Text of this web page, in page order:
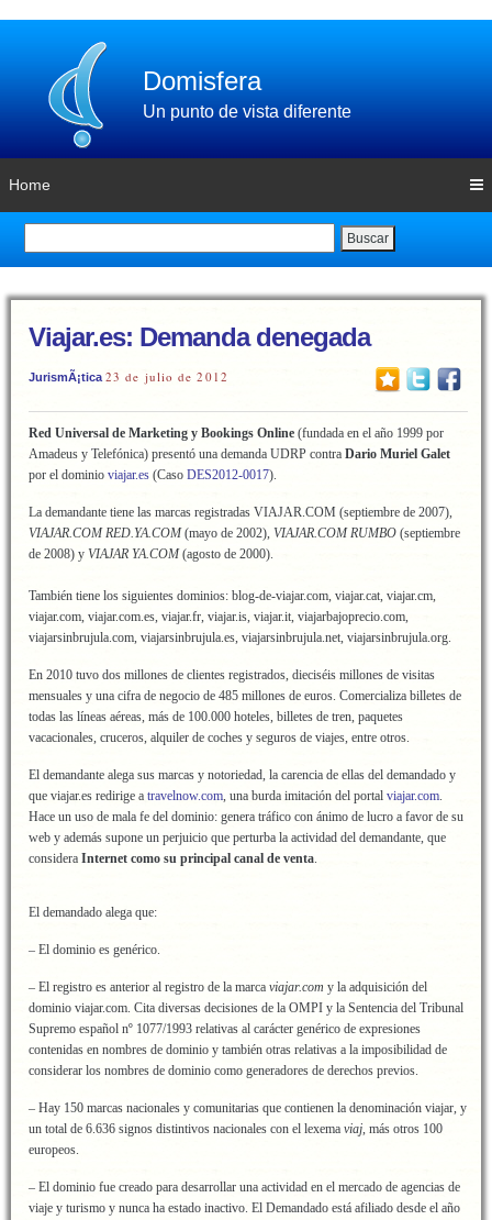
Domisfera
Un punto de vista diferente
Home
Buscar
Viajar.es: Demanda denegada
JurismÃ¡tica 23 de julio de 2012
Red Universal de Marketing y Bookings Online (fundada en el año 1999 por
Amadeus y Telefónica) presentó una demanda UDRP contra Dario Muriel Galet
por el dominio viajar.es (Caso DES2012-0017).
La demandante tiene las marcas registradas VIAJAR.COM (septiembre de 2007),
VIAJAR.COM RED.YA.COM(mayo de 2002), VIAJAR.COM RUMBO (septiembre
de 2008) y VIAJAR YA.COM(agosto de 2000).
También tiene los siguientes dominios: blog-de-viajar.com, viajar.cat, viajar.cm,
viajar.com, viajar.com.es, viajar.fr, viajar.is, viajar.it, viajarbajoprecio.com,
viajarsinbrujula.com, viajarsinbrujula.es, viajarsinbrujula.net, viajarsinbrujula.org.
En 2010 tuvo dos millones de clientes registrados, dieciséis millones de visitas
mensuales y una cifra de negocio de 485 millones de euros. Comercializa billetes de
todas las líneas aéreas, más de 100.000 hoteles, billetes de tren, paquetes
vacacionales, cruceros, alquiler de coches y seguros de viajes, entre otros.
El demandante alega sus marcas y notoriedad, la carencia de ellas del demandado y
que viajar.es redirige a travelnow.com, una burda imitación del portal viajar.com.
Hace un uso de mala fe del dominio: genera tráfico con ánimo de lucro a favor de su
web y además supone un perjuicio que perturba la actividad del demandante, que
considera Internet como su principal canal de venta.
El demandado alega que:
– El dominio es genérico.
– El registro es anterior al registro de la marca viajar.com y la adquisición del
dominio viajar.com. Cita diversas decisiones de la OMPI y la Sentencia del Tribunal
Supremo español nº 1077/1993 relativas al carácter genérico de expresiones
contenidas en nombres de dominio y también otras relativas a la imposibilidad de
considerar los nombres de dominio como generadores de derechos previos.
– Hay 150 marcas nacionales y comunitarias que contienen la denominación viajar, y
un total de 6.636 signos distintivos nacionales con el lexema viaj, más otros 100
europeos.
– El dominio fue creado para desarrollar una actividad en el mercado de agencias de
viaje y turismo y nunca ha estado inactivo. El Demandado está afiliado desde el año